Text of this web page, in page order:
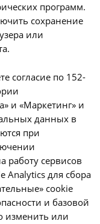
Регистрационные
данные
Руководство
Сотрудники
Социальные услуги
Документы
Материально
техническое-
обеспечение
программ.
сохранение
или
согласие по 152-
и «Маркетинг» и
данных в
при
работу сервисов
Analytics для сбора
cookie
и базовой
изменить или